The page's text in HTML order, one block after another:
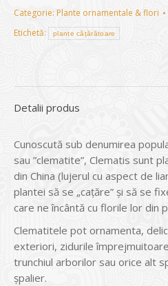
Categorie: Plante ornamentale & flori
Etichetă:
plante cățărătoare
Detalii produs
Cunoscută sub denumirea
sau ”clematite”, Clematis sunt
din China (lujerul cu aspect de
plantei să se „caţăre” şi să se
care ne încântă cu florile lor din
Clematitele pot ornamenta,
exteriori, zidurile
trunchiul arborilor sau orice alt
şpalier.